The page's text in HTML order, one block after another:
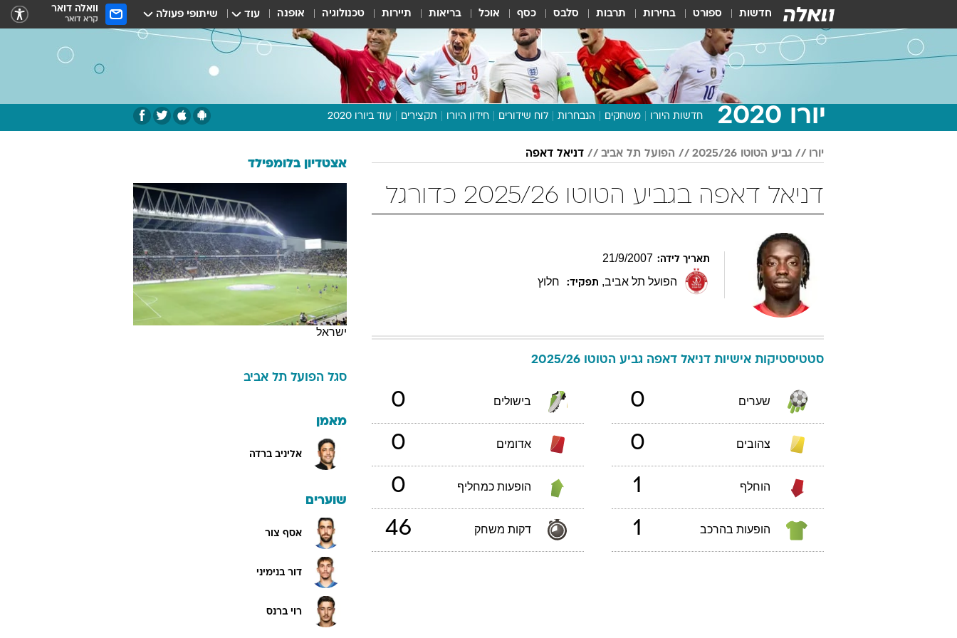
חדשות ספורט בחירות תרבות סלבס כסף אוכל בריאות תיירות טכנולוגיה אופנה עוד שיתופי פעולה וואלה דואר
קרא דואר
יורו 2020 חדשות היורו משחקים הנבחרות לוח שידורים חידון היורו תקצירים עוד ביורו 2020
תכנית היורו
לוח תוצאות
מגזין
וואלה! ספורט
יורו גביע הטוטו 2025/26 הפועל תל אביב דניאל דאפה
דניאל דאפה בגביע הטוטו 2025/26 כדורגל
תאריך לידה: 21/9/2007
הפועל תל אביב, תפקיד: חלוץ
סטטיסטיקות אישיות דניאל דאפה גביע הטוטו 2025/26
שערים 0 בישולים 0
צהובים 0 אדומים 0
הוחלף 1 הופעות כמחליף 0
הופעות בהרכב 1 דקות משחק 46
אצטדיון בלומפילד
ישראל
סגל הפועל תל אביב
מאמן
אליניב ברדה
שוערים
אסף צור
דור בנימיני
רוי ברנס